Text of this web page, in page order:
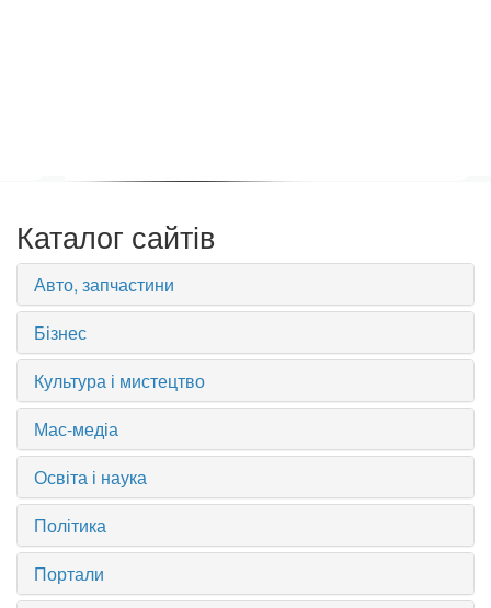
Каталог сайтів
Авто, запчастини
Бізнес
Культура і мистецтво
Мас-медіа
Освіта і наука
Політика
Портали